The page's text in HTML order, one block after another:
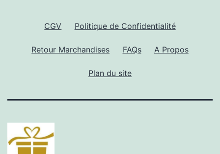
CGV Politique de Confidentialité
Retour Marchandises FAQs A Propos
Plan du site